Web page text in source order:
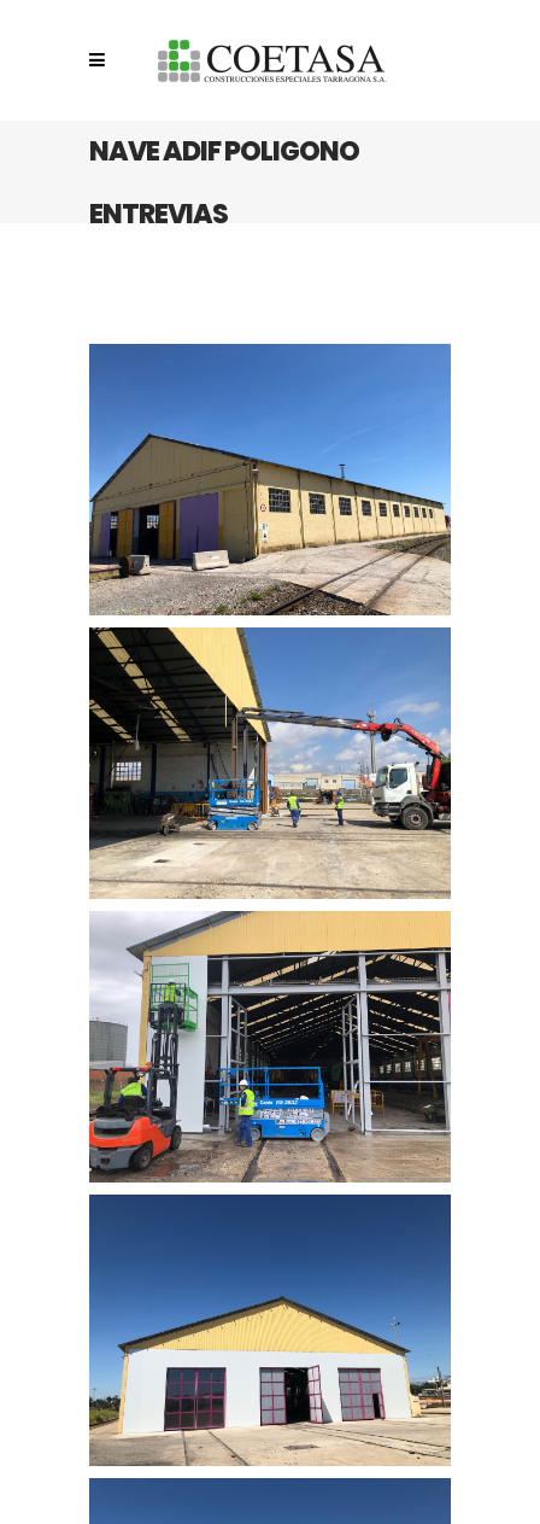
NAVE ADIF POLIGONO
ENTREVIAS